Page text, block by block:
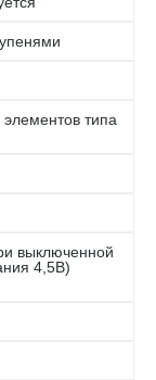
типа
выключенной
4,5В)